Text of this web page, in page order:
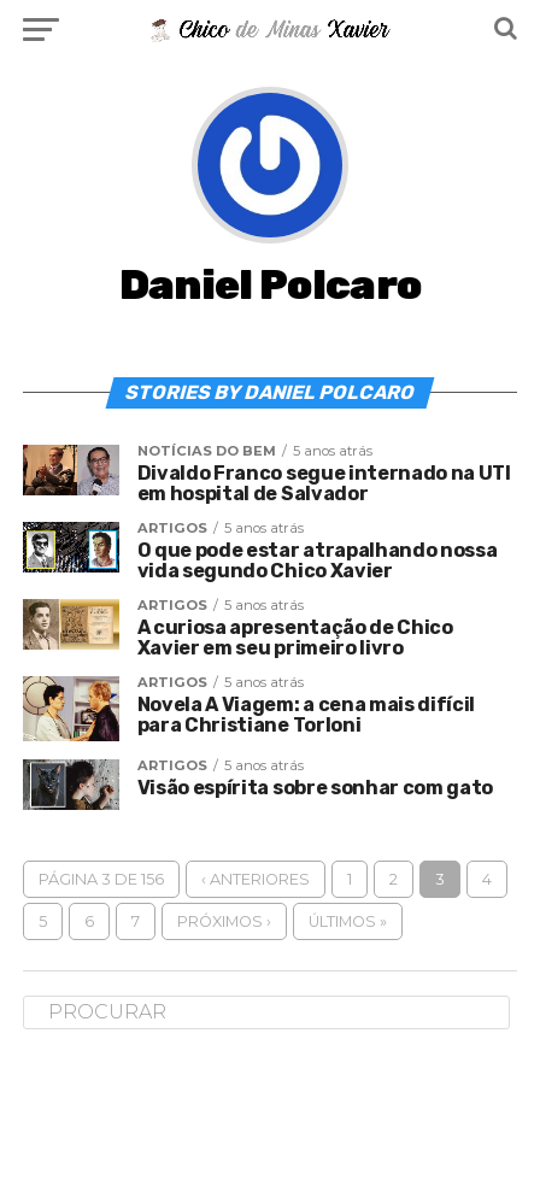
Daniel Polcaro
STORIES BY DANIEL POLCARO
NOTÍCIAS DO BEM 5 anos atrás
Divaldo Franco segue internado na UTI
em hospital de Salvador
ARTIGOS 5 anos atrás
O que pode estar atrapalhando nossa
vida segundo Chico Xavier
ARTIGOS 5 anos atrás
A curiosa apresentação de Chico
Xavier em seu primeiro livro
ARTIGOS 5 anos atrás
Novela A Viagem: a cena mais difícil
para Christiane Torloni
ARTIGOS 5 anos atrás
Visão espírita sobre sonhar com gato
PÁGINA 3 DE 156 ‹ ANTERIORES 1 2 3 4
5 6 7 PRÓXIMOS › ÚLTIMOS »